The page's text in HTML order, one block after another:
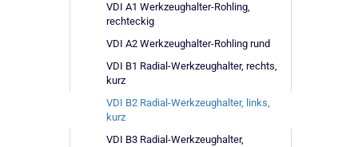
VDI A1 Werkzeughalter-Rohling,
rechteckig
VDI A2 Werkzeughalter-Rohling rund
VDI B1 Radial-Werkzeughalter, rechts,
kurz
VDI B2 Radial-Werkzeughalter, links,
kurz
VDI B3 Radial-Werkzeughalter,